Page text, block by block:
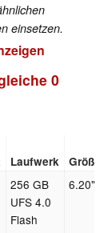
einsetzen.
0
Laufwerk Größe
256 GB
UFS 4.0
Flash
6.20"